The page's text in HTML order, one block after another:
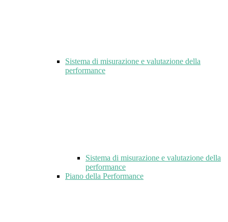
Sistema di misurazione e valutazione della
performance
Sistema di misurazione e valutazione della
performance
Piano della Performance